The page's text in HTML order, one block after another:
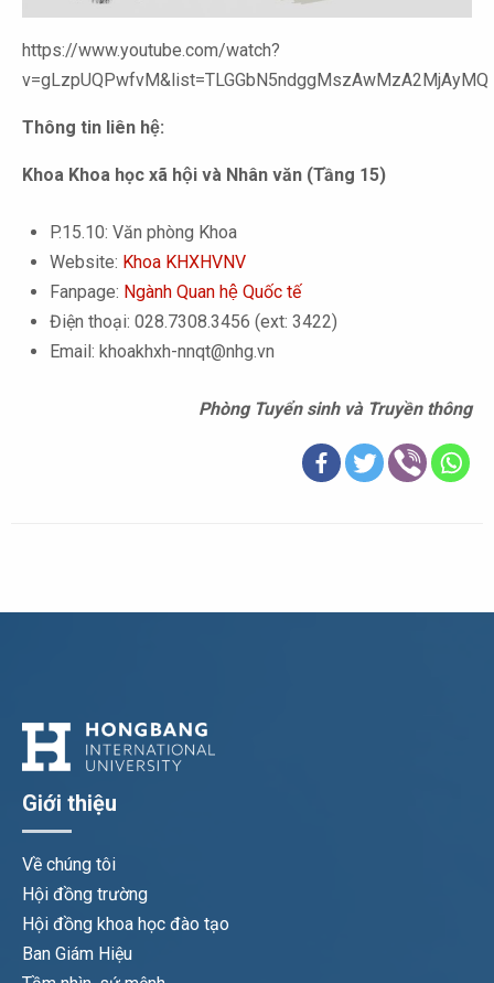
https://www.youtube.com/watch?
v=gLzpUQPwfvM&list=TLGGbN5ndggMszAwMzA2MjAyMQ
Thông tin liên hệ:
Khoa Khoa học xã hội và Nhân văn (Tầng 15)
P.15.10: Văn phòng Khoa
Website: Khoa KHXHVNV
Fanpage: Ngành Quan hệ Quốc tế
Điện thoại: 028.7308.3456 (ext: 3422)
Email: khoakhxh-nnqt@nhg.vn
Phòng Tuyển sinh và Truyền thông
Giới thiệu
Về chúng tôi
Hội đồng trường
Hội đồng khoa học đào tạo
Ban Giám Hiệu